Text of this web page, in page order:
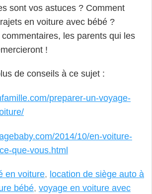
sont vos astuces ? Comment
en voiture avec bébé ?
les parents qui les
!
de conseils à ce sujet :
preparer-un-voyage-
2014/10/en-voiture-
que-vous.html
en voiture, location de siège auto à
bébé, voyage en voiture avec